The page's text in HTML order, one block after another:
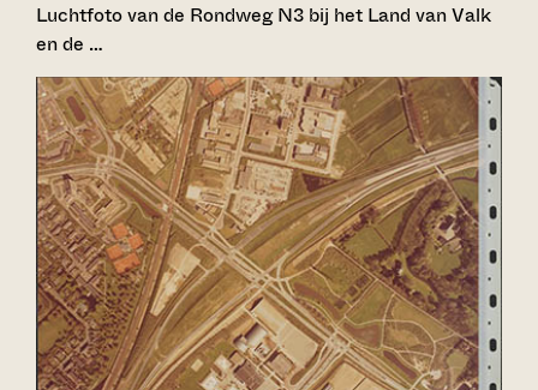
Luchtfoto van de Rondweg N3 bij het Land van Valk
en de …